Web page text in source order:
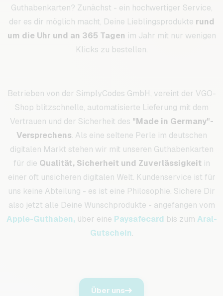
Guthabenkarten? Zunächst - ein hochwertiger Service,
der es dir möglich macht, Deine Lieblingsprodukte rund
um die Uhr und an 365 Tagen im Jahr mit nur wenigen
Klicks zu bestellen.
Betrieben von der SimplyCodes GmbH, vereint der VGO-
Shop blitzschnelle, automatisierte Lieferung mit dem
Vertrauen und der Sicherheit des "Made in Germany"-
Versprechens. Als eine seltene Perle im deutschen
digitalen Markt stehen wir mit unseren Guthabenkarten
für die Qualität, Sicherheit und Zuverlässigkeit in
einer oft unsicheren digitalen Welt. Kundenservice ist für
uns keine Abteilung - es ist eine Philosophie. Sichere Dir
also jetzt alle Deine Wunschprodukte - angefangen vom
Apple-Guthaben, über eine Paysafecard bis zum Aral-
Gutschein.
Über uns